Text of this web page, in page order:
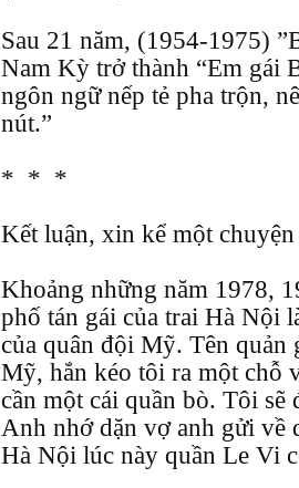
Sau 21 năm, (1954-1975)
Nam Kỳ trở thành “Em gái
ngôn ngữ nếp tẻ pha trộn,
nút.”
* * *
Kết luận, xin kể một chuyện
Khoảng những năm 1978,
phố tán gái của trai Hà Nội
của quân đội Mỹ. Tên
Mỹ, hắn kéo tôi ra một chỗ
cần một cái quần bò. Tôi
Anh nhớ dặn vợ anh gửi về
Hà Nội lúc này quần Le Vi